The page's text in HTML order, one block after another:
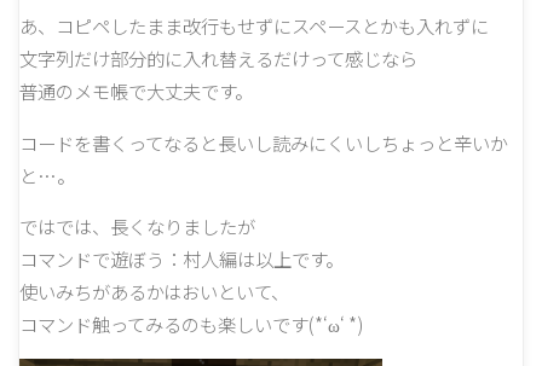
あ、コピペしたまま改行もせずにスペースとかも入れずに
文字列だけ部分的に入れ替えるだけって感じなら
普通のメモ帳で大丈夫です。
コードを書くってなると長いし読みにくいしちょっと辛いか
と…。
ではでは、長くなりましたが
コマンドで遊ぼう：村人編は以上です。
使いみちがあるかはおいといて、
コマンド触ってみるのも楽しいです(*‘ω‘ *)